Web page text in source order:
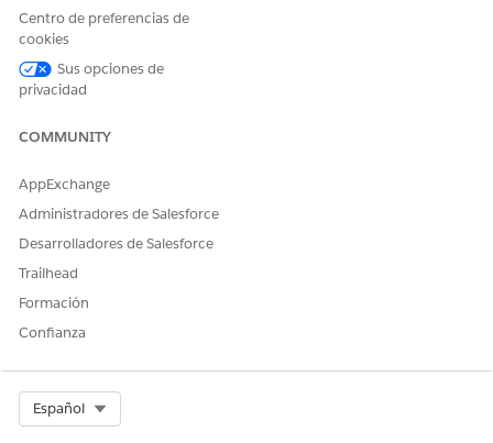
personalizados.
¡Háganos saber cómo podemos mejorar!
Centro de preferencias de
cookies
Sus opciones de
privacidad
COMMUNITY
AppExchange
Administradores de Salesforce
Desarrolladores de Salesforce
Trailhead
Formación
Confianza
Español